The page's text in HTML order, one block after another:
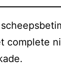
complete